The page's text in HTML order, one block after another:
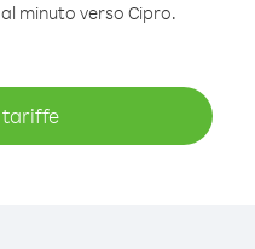
minuto verso Cipro.
tariffe